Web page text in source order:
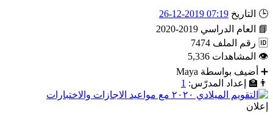
🕒 التاريخ 07:19 2019-12-26
📘
العام الدراسي 2019-2020
🆔 رقم الملف 7474
👁
المشاهدات 5,336
➕
أضيف بواسطة Maya
👨‍🏫
إعداد المدرّس: 1
إعلان